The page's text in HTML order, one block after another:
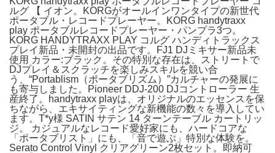
ルグ 【 イオン。KORGがオールインワンタイプの新世代
ポータブル・レコードプレーヤー。KORG handytraxx
play ポータブルレコードプレーヤー・パンプラ3つ。
KORG HANDYTRAXX PLAY コルグ ハンディトラックス
プレイ新品・未開封の出品です。FJ1 DJミキサー新品未
使用 カラー:ブラック。その特別な存在は、ストリートで
DJプレイ＆スクラッチを楽しみスキルを競い合
う、“Portablism（ポータブリズム）”カルチャーの発展に
も寄与しました。Pioneer DDJ-200 DJコントローラー 生
産終了。handytraxx playは、オリジナルのエッセンスを保
ちながら、エキサイティングな新機能の数々を導入してい
ます。T*y様 SATIN サテン 14 ターンテーブル カートリッ
ジ。 カジュアルなレコード愛好家にも、ハードコアな
「ポータブリスト」にも、「音で遊ぶ」特別な体験を。
Serato Control Vinyl クリアグリーン2枚セット。即納可